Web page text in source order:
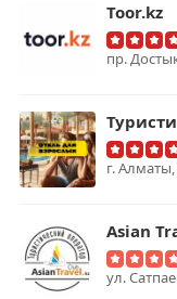
Toor.kz
пр.
г.
Asian
ул.